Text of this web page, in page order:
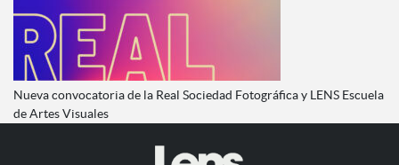
Nueva convocatoria de la Real Sociedad Fotográfica y LENS Escuela
de Artes Visuales